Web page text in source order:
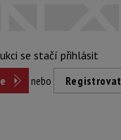
se stačí přihlásit
nebo Registrovat